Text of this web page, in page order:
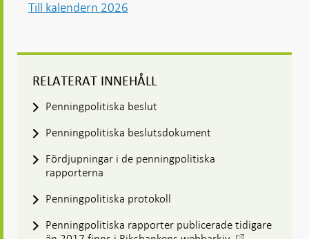
Till kalendern 2026
RELATERAT INNEHÅLL
Penningpolitiska beslut
Penningpolitiska beslutsdokument
Fördjupningar i de penningpolitiska
rapporterna
Penningpolitiska protokoll
Penningpolitiska rapporter publicerade tidigare